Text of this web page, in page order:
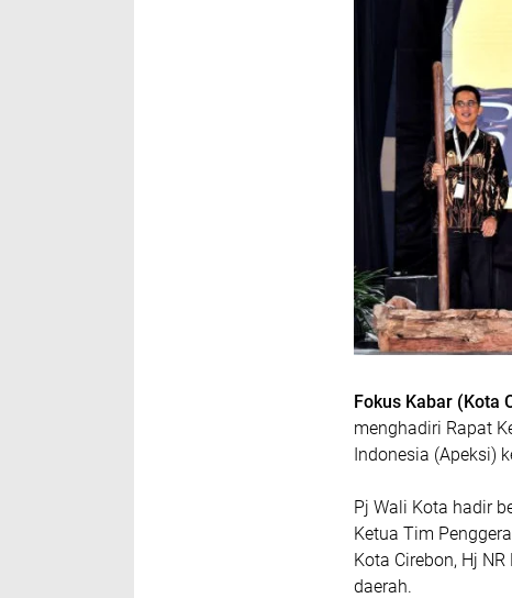
Fokus Kabar (Kota
menghadiri Rapat
Indonesia (Apeksi)
Pj Wali Kota hadir
Ketua Tim
Kota Cirebon, Hj
daerah.